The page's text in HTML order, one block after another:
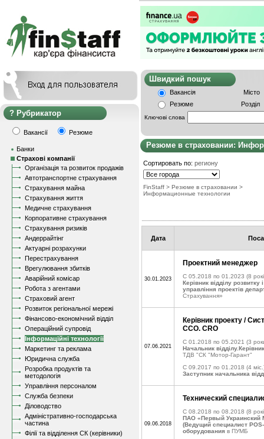
Рубрикатор
Вакансії Резюме
Банки
Страхові компанії
Організація та розвиток продажів
Автотранспортне страхування
Страхування майна
Страхування життя
Медичне страхування
Корпоративне страхування
Страхування ризиків
Андеррайтінг
Актуарні розрахунки
Перестрахування
Врегулювання збитків
Аварійний комісар
Робота з агентами
Страховий агент
Розвиток регіональної мережі
Фінансово-економічний відділ
Операційний супровід
Інформаційні технології
Маркетинг та реклама
Юридична служба
Розробка продуктів та
методологія
Управління персоналом
Служба безпеки
Діловодство
Адміністративно-господарська
частина
Філії та відділення СК (керівники)
Швидкий
Вакансія
Місто
Резюме
Розділ
Ключові слова
Резюме в страховании:
Сортировать по: региону
FinStaff > Резюме в страховании >
Информационные технологии
Дата
30.01.2023
Проектний менеджер
C 05.2018 по 01.2023 (8
Керівник відділу
управління проектів
Страхування»
07.06.2021
Керівник проекту /
ССО. CRO
C 01.2018 по 05.2021 (3
Начальник
ТДВ "СК "Мотор-Гарант"
C 09.2017 по 01.2018 (4
Заступник начальника
09.06.2018
Технический
C 08.2018 по 08.2018 (8
ПАО «Первый Украинский
(Ведущий специалист
оборудования в ПУМБ